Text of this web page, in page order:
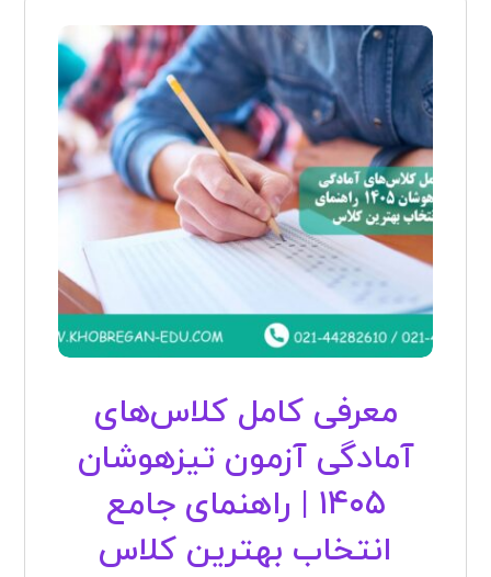
معرفی کامل کلاس‌های
آمادگی آزمون تیزهوشان
۱۴۰۵ | راهنمای جامع
انتخاب بهترین کلاس